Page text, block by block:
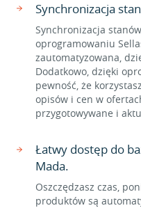
Synchronizacja
Synchronizacja
oprogramowaniu
zautomatyzowana,
Dodatkowo, dzięki
pewność, że
opisów i cen w
przygotowywane i
Łatwy dostęp do
Mada.
Oszczędzasz czas,
produktów są